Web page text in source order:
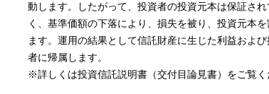
動します。したがって、投資者の投資元本は保証さ
く、基準価額の下落により、損失を被り、投資元本
ます。運用の結果として信託財産に生じた利益およ
者に帰属します。
※詳しくは投資信託説明書（交付目論見書）をご覧